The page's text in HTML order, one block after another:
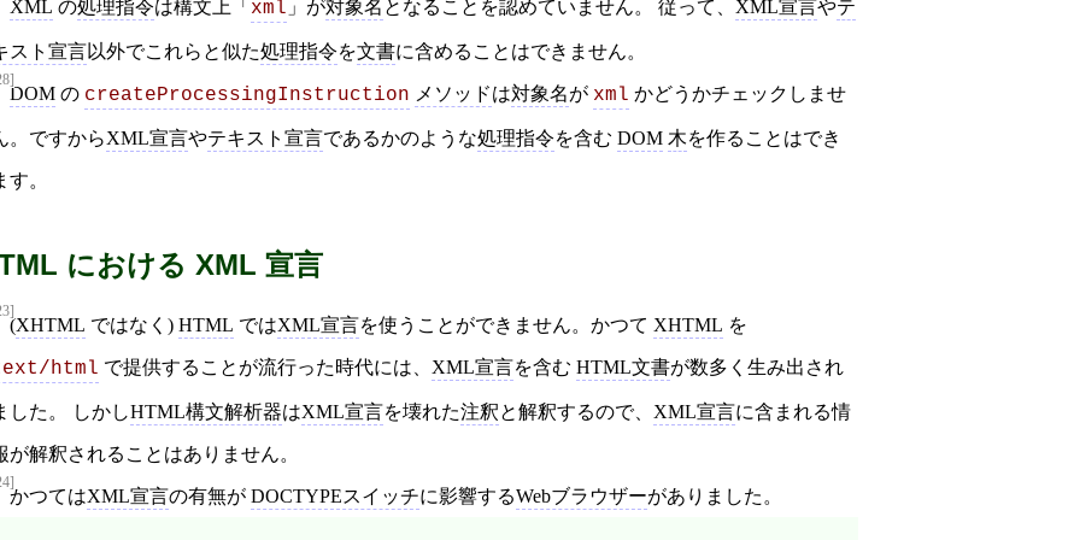
XML の処理指令は構文上「 xml 」が対象名 となることを認めていません。 従って、 XML宣言やテ
スト宣言以外でこれらと似た処理指令を文書に含めることはできません。
DOM の createProcessingInstruction メソッドは対象名が xml かどうかチェックしませ
。ですからXML宣言やテキスト宣言であるかのような処理指令を含む DOM 木を作ることはでき
す。
における XML 宣言
(XHTML ではなく) HTML ではXML宣言を使うことができません。かつて XHTML を
html で提供することが流行った時代には、 XML宣言を含む HTML文書が数多く生み出され
した。 しかしHTML構文解析器はXML宣言を壊れた注釈と解釈するので、 XML宣言に含まれる情
が解釈されることはありません。
かつてはXML宣言の有無が DOCTYPEスイッチに影響するWebブラウザーがありました。